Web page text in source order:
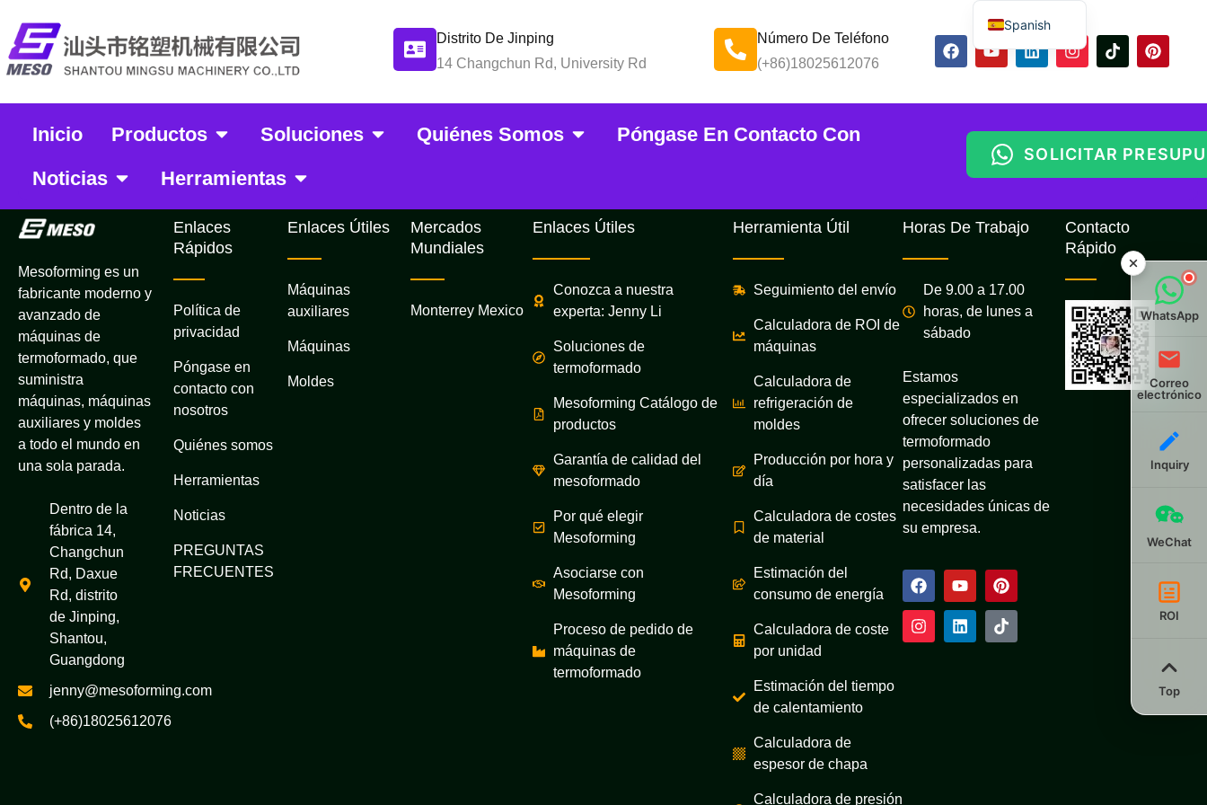
Distrito De Jinping
14 Changchun Rd, University Rd
Número De Teléfono
(+86)18025612076
Inicio Productos Soluciones Quiénes Somos
Póngase En Contacto Con
Noticias
Herramientas
SOLICITAR
Calculadora De Costes De Material
WhatsApp
Correo
electrónico
Inquiry
WeChat
ROI
Top
Mesoforming es un
fabricante moderno y
avanzado de
máquinas de
termoformado, que
suministra
máquinas, máquinas
auxiliares y moldes
a todo el mundo en
una sola parada.
Dentro de la
fábrica 14,
Changchun
Rd, Daxue
Rd, distrito
de Jinping,
Shantou,
Guangdong
jenny@mesoforming.com
(+86)18025612076
Enlaces
Rápidos
Política de
privacidad
Póngase en
contacto con
nosotros
Quiénes somos
Herramientas
Noticias
PREGUNTAS
FRECUENTES
Enlaces Útiles
Máquinas
auxiliares
Máquinas
Moldes
Mercados
Mundiales
Monterrey Mexico
Enlaces Útiles
Conozca a nuestra
experta: Jenny Li
Soluciones de
termoformado
Mesoforming Catálogo de
productos
Garantía de calidad del
mesoformado
Por qué elegir
Mesoforming
Asociarse con
Mesoforming
Proceso de pedido de
máquinas de
termoformado
Herramienta Útil
Seguimiento del envío
Calculadora de ROI de
máquinas
Calculadora de
refrigeración de
moldes
Producción por hora y
día
Calculadora de costes
de material
Estimación del
consumo de energía
Calculadora de coste
por unidad
Estimación del tiempo
de calentamiento
Calculadora de
espesor de chapa
Calculadora de presión
Horas De Trabajo
De 9.00 a 17.00
horas, de lunes a
sábado
Estamos
especializados en
ofrecer soluciones de
termoformado
personalizadas para
satisfacer las
necesidades únicas de
su empresa.
Contacto
Rápido
Spanish
English
Portuguese
Chinese